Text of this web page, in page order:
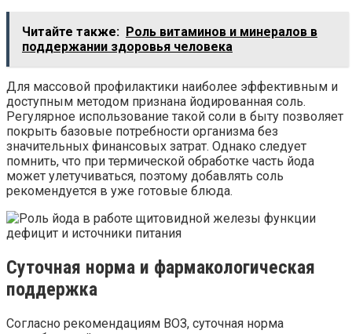
Читайте также: Роль витаминов и минералов в
поддержании здоровья человека
Для массовой профилактики наиболее эффективным и
доступным методом признана йодированная соль.
Регулярное использование такой соли в быту позволяет
покрыть базовые потребности организма без
значительных финансовых затрат. Однако следует
помнить, что при термической обработке часть йода
может улетучиваться, поэтому добавлять соль
рекомендуется в уже готовые блюда.
Суточная норма и фармакологическая
поддержка
Согласно рекомендациям ВОЗ, суточная норма